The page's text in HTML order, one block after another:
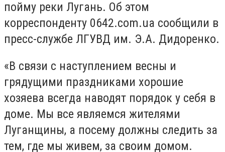
пойму реки Лугань. Об этом
корреспонденту 0642.com.ua сообщили в
пресс-службе ЛГУВД им. Э.А. Дидоренко.
«В связи с наступлением весны и
грядущими праздниками хорошие
хозяева всегда наводят порядок у себя в
доме. Мы все являемся жителями
Луганщины, а посему должны следить за
тем, где мы живем, за своим домом.